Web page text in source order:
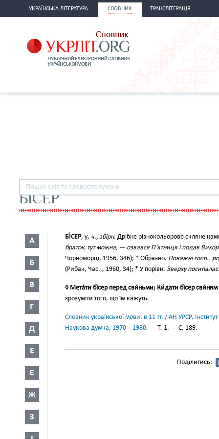
УКРАЇНСЬКА ЛІТЕРАТУРА СЛОВНИК ТРАНСЛІТЕРАЦІЯ
БІСЕР
А
Б
В
Г
Д
Е
Є
Ж
З
БІ́СЕР, у, ч., збірн. Дрібне різнокольорове скляне
браток, тут можна, — озвався П’ятниця і подав
Чорноморці, 1956, 346); * Образно. Поважні гості..
(Рибак, Час.., 1960, 34); * У порівн. Зверху
◊ Мета́ти бі́сер перед сви́ньми; Ки́дати бі́сер
зрозуміти того, що їм кажуть.
Словник української мови: в 11 тт. / АН УРСР.
Наукова думка, 1970—1980. — Т. 1. — С. 189.
Поділитись: